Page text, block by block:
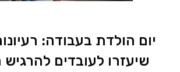
יום הולדת בעבודה:
שיעזרו לעובדים להרגיש